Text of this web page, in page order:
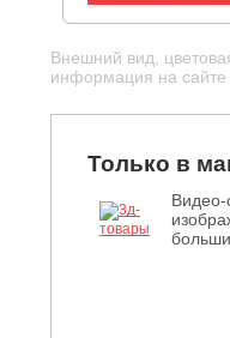
Внешний вид,
информация на сайте
Только в